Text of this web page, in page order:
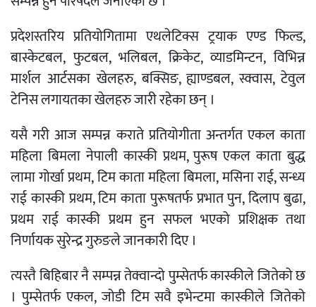
प्रदेशस्तरिय प्रतियोगितामा एथलेटिक्स ट्रयाक एण्ड फिल्ड,
बास्केटबल, फुटबल, भलिबल, क्रिकेट, व्याडमिन्टन, विभिन्न
मार्शल आर्टसका खेलहरु, बक्सिङ, ह्याण्डबल, स्क्वास, टेवुल
टेनिस लगायतका खेलहरु जारी रहेका छन् ।
यसै गरी आज सम्पन्न कराते प्रतियोगीता अन्तर्गत एकल काता
महिला बिमला नेपाली कास्की प्रथम, पुरूष एकल काता बुद्ध
लामा गोर्खा प्रथम, टिम काता महिला बिमला, मसिना राई, सन्ध्य
राई कास्की प्रथम, टिम काता पुरूषतर्फ प्रभात पुन, दिलाप बुढा,
प्रथम राई कास्की प्रथम हुन सफल भएको प्रशिक्षक तथा
निर्णायक सुरेन्द्र गुरुङले जानकारी दिए ।
त्यस्तै बिहिबार नै सम्पन्न तेक्वान्दो पुम्सेतर्फ कास्कीले जितेको छ
। पुम्सेतर्फ एकल, जोडी टिम सवै इभेन्टमा कास्कीले जितेको